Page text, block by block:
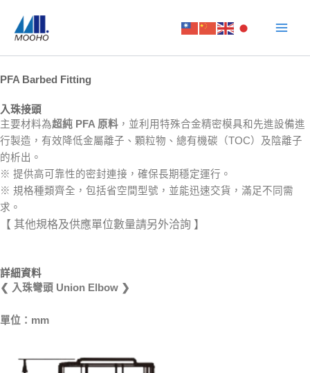
要
內
PFA Barbed Fitting
入珠接頭
主要材料為超純 PFA 原料 ，並利用特殊合金精密模具和先進設備進
行製造，有效降低金屬離子、顆粒物、總有機碳（TOC）及陰離子
的析出。
※ 提供高可靠性的密封連接，確保長期穩定運行。
※ 規格種類齊全，包括省空間型號，並能迅速交貨，滿足不同需
求。
【 其他規格及供應單位數量請另外洽詢 】
詳細資料
❮ 入珠彎頭 Union Elbow ❯
單位：mm